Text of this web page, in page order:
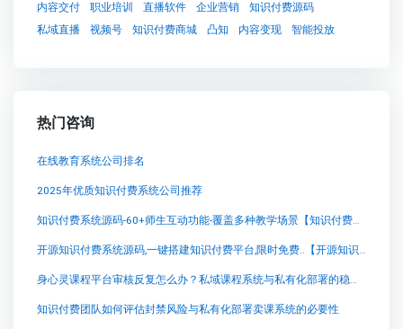
内容交付
职业培训 直播软件 企业营销
知识付费源码
私域直播
视频号 知识付费商城 凸知 内容变现 智能投放
热门咨询
在线教育系统公司排名
2025年优质知识付费系统公司推荐
知识付费系统源码-60+师生互动功能-覆盖多种教学场景【知识付费系统源码-60+师生互动功能-覆盖多种教学场景知识付费系统系统怎么制作，知识付费系统搭建使用教程】
开源知识付费系统源码,一键搭建知识付费平台,限时免费..【开源知识付费系统源码,一键搭建知识付费平台,限时免费..知识付费系统系统怎么制作，知识付费系统搭建使用教程】
身心灵课程平台审核反复怎么办？私域课程系统与私有化部署的稳定交付思路
知识付费团队如何评估封禁风险与私有化部署卖课系统的必要性